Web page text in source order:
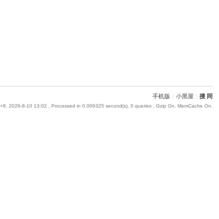
手机版 小黑屋 搜 同
2026-8-10 13:02 , Processed in 0.006325 second(s), 0 queries , Gzip On, MemCache On.